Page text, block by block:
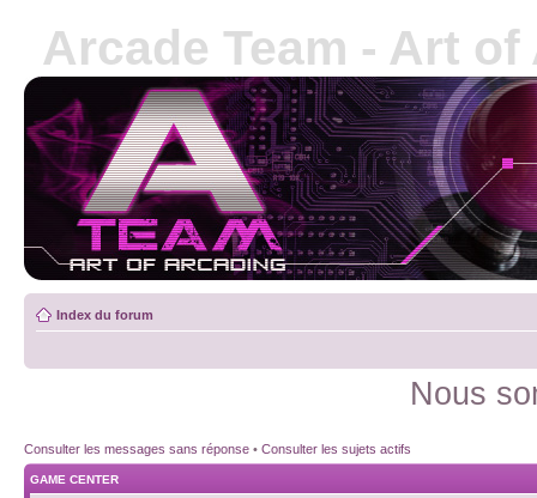
Arcade Team - Art
Index du forum
Nous
Consulter les messages sans réponse • Consulter les sujets actifs
GAME CENTER